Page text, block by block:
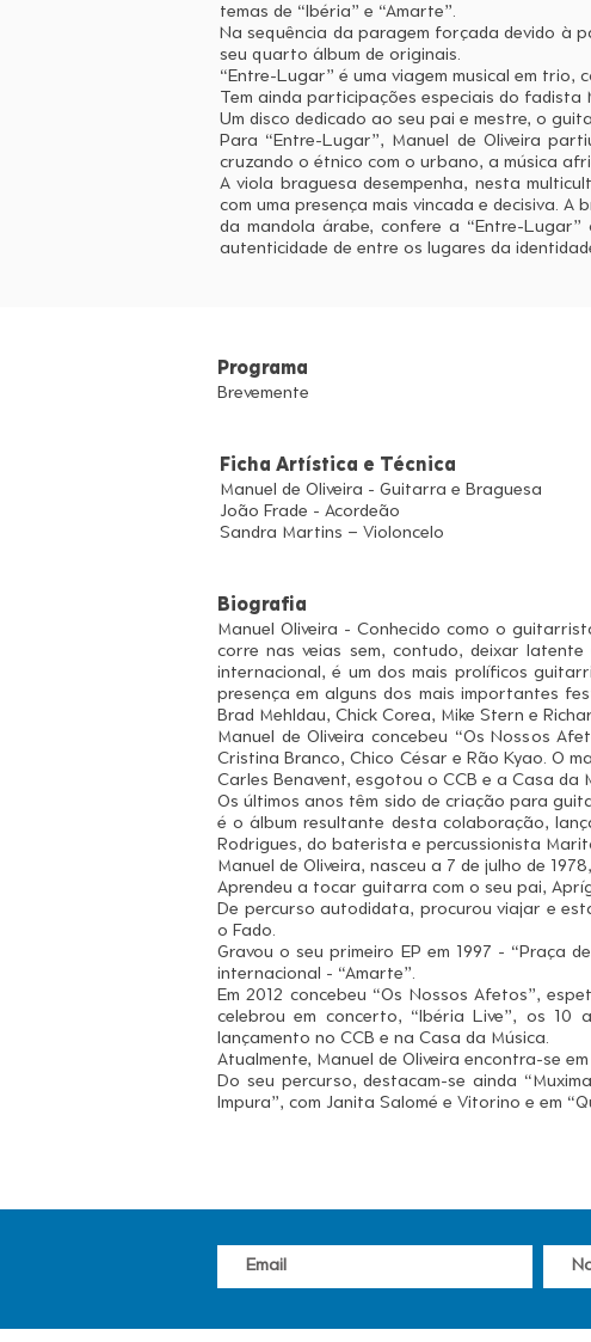
temas de “Ibéria” e “Amarte”.
Na sequência da paragem forçada devido à
seu quarto álbum de originais.
“Entre-Lugar” é uma viagem musical em trio,
Tem ainda participações especiais do
Um disco dedicado ao seu pai e mestre, o
Para “Entre-Lugar”, Manuel de Oliveira
cruzando o étnico com o urbano, a música
A viola braguesa desempenha, nesta
com uma presença mais vincada e decisiva.
da mandola árabe, confere a “Entre-
autenticidade de entre os lugares da
Programa
Brevemente
Ficha Artística e Técnica
Manuel de Oliveira - Guitarra e Braguesa
João Frade - Acordeão
Sandra Martins – Violoncelo
Biografia
Manuel Oliveira - Conhecido como o
corre nas veias sem, contudo, deixar
internacional, é um dos mais prolíficos
presença em alguns dos mais importantes
Brad Mehldau, Chick Corea, Mike Stern e
Manuel de Oliveira concebeu “Os Nossos
Cristina Branco, Chico César e Rão Kyao. O
Carles Benavent, esgotou o CCB e a Casa da
Os últimos anos têm sido de criação para
é o álbum resultante desta colaboração,
Rodrigues, do baterista e percussionista
Manuel de Oliveira, nasceu a 7 de julho de
Aprendeu a tocar guitarra com o seu pai,
De percurso autodidata, procurou viajar e
o Fado.
Gravou o seu primeiro EP em 1997 - “Praça
internacional - “Amarte”.
Em 2012 concebeu “Os Nossos Afetos”,
celebrou em concerto, “Ibéria Live”, os 10
lançamento no CCB e na Casa da Música.
Atualmente, Manuel de Oliveira encontra-se
Do seu percurso, destacam-se ainda
Impura”, com Janita Salomé e Vitorino e em